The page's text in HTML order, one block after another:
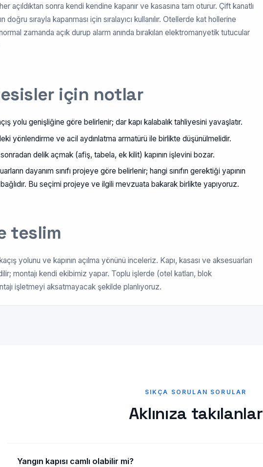
açıldıktan sonra kendi kendine kapanır ve kasasına tam oturur. Çift kanatlı
doğru sırayla kapanması için sıralayıcı kullanılır. Otellerde kat hollerine
zamanda açık durup alarm anında bırakılan elektromanyetik tutucular
için notlar
yolu genişliğine göre belirlenir; dar kapı kalabalık tahliyesini yavaşlatır.
yönlendirme ve acil aydınlatma armatürü ile birlikte düşünülmelidir.
delik açmak (afiş, tabela, ek kilit) kapının işlevini bozar.
dayanım sınıfı projeye göre belirlenir; hangi sınıfın gerektiği yapının
bağlıdır. Bu seçimi projeye ve ilgili mevzuata bakarak birlikte yapıyoruz.
teslim
yolunu ve kapının açılma yönünü inceleriz. Kapı, kasası ve aksesuarları
montajı kendi ekibimiz yapar. Toplu işlerde (otel katları, blok
işletmeyi aksatmayacak şekilde planlıyoruz.
SIKÇA SORULAN SORULAR
Aklınıza takılanlar
Yangın kapısı camlı olabilir mi?